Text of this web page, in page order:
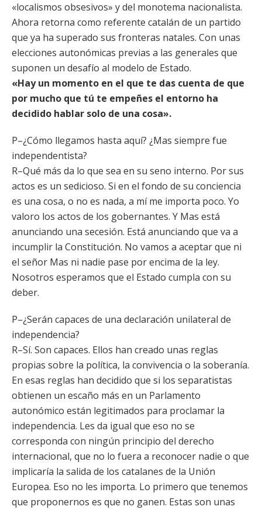
«localismos obsesivos» y del monotema nacionalista.
Ahora retorna como referente catalán de un partido
que ya ha superado sus fronteras natales. Con unas
elecciones autonómicas previas a las generales que
suponen un desafío al modelo de Estado.
«Hay un momento en el que te das cuenta de que
por mucho que tú te empeñes el entorno ha
decidido hablar solo de una cosa».
P–¿Cómo llegamos hasta aquí? ¿Mas siempre fue
independentista?
R–Qué más da lo que sea en su seno interno. Por sus
actos es un sedicioso. Si en el fondo de su conciencia
es una cosa, o no es nada, a mí me importa poco. Yo
valoro los actos de los gobernantes. Y Mas está
anunciando una secesión. Está anunciando que va a
incumplir la Constitución. No vamos a aceptar que ni
el señor Mas ni nadie pase por encima de la ley.
Nosotros esperamos que el Estado cumpla con su
deber.
P–¿Serán capaces de una declaración unilateral de
independencia?
R–Sí. Son capaces. Ellos han creado unas reglas
propias sobre la política, la convivencia o la soberanía.
En esas reglas han decidido que si los separatistas
obtienen un escaño más en un Parlamento
autonómico están legitimados para proclamar la
independencia. Les da igual que eso no se
corresponda con ningún principio del derecho
internacional, que no lo fuera a reconocer nadie o que
implicaría la salida de los catalanes de la Unión
Europea. Eso no les importa. Lo primero que tenemos
que proponernos es que no ganen. Estas son unas